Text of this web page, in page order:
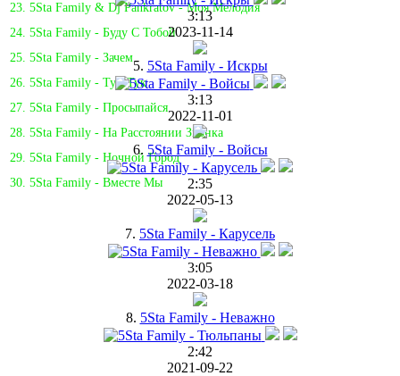
23. 5Sta Family & Dj Pankratov - Моя Мелодия
24. 5Sta Family - Буду С Тобой
25. 5Sta Family - Зачем
26. 5Sta Family - Тук-Тук
27. 5Sta Family - Просыпайся
28. 5Sta Family - На Расстоянии Звонка
29. 5Sta Family - Ночной Город
30. 5Sta Family - Вместе Мы
3:13
2023-11-14
5. 5Sta Family - Искры
3:13
2022-11-01
6. 5Sta Family - Войсы
2:35
2022-05-13
7. 5Sta Family - Карусель
3:05
2022-03-18
8. 5Sta Family - Неважно
2:42
2021-09-22